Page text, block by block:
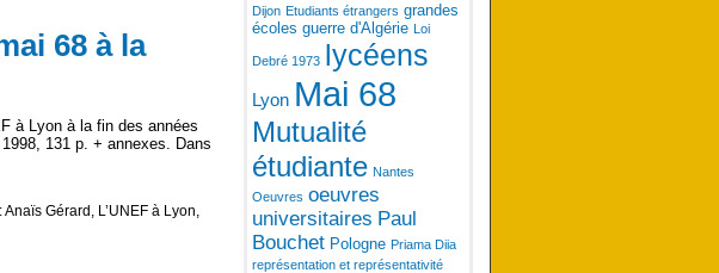
68 à la
à Lyon à la fin des années
131 p. + annexes. Dans
Gérard, L’UNEF à Lyon,
Dijon Etudiants étrangers grandes
écoles guerre d'Algérie Loi
Debré 1973 lycéens
Lyon Mai 68
Mutualité
étudiante Nantes
Oeuvres oeuvres
universitaires Paul
Bouchet Pologne Priama Diia
représentation et représentativité